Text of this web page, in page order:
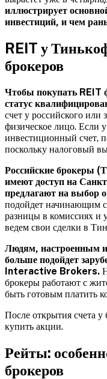
иллюстрирует
инвестиций, и чем
REIT у
брокеров
Чтобы покупать REIT
статус
счет у российского или
физическое лицо. Если
инвестиционный счет,
поскольку налоговый
Российские брокеры
имеют доступ на
предлагают на выбор
подойдет начинающим
разницы в комиссиях
ведем свои сделки в
Людям, настроенным
больше подойдет
Interactive Brokers.
брокеры работают с
быть готовым платить
После открытия счета у
купить акции.
Рейты:
брокеров